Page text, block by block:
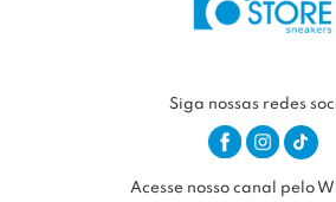
Siga nossas redes
Acesse nosso canal pelo